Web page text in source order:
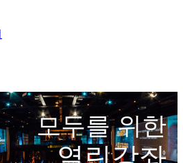
모두를 위한